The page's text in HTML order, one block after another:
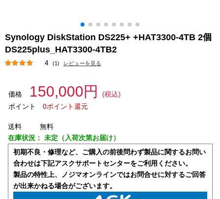
Synology DiskStation DS225+ +HAT3300-4TB 2個
DS225plus_HAT3300-4TB2
4 (1) レビューを見る
価格 150,000円
(税込)
ポイント
0ポイント還元
送料
無料
在庫状況： 未定（入荷次第お届け）
初期不良・修理など、ご購入の前後問わず製品に関するお問い
合わせは下記アスクサポートセンターをご利用ください。
製品の特性上、ノジマオンラインではお問合せに対するご回答
が出来かねる場合がございます。